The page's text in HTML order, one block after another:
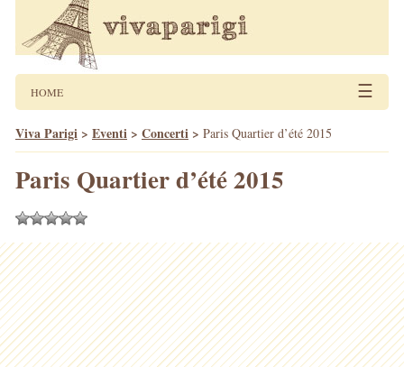
HOME ☰
Viva Parigi > Eventi > Concerti > Paris Quartier d’été 2015
Paris Quartier d’été 2015